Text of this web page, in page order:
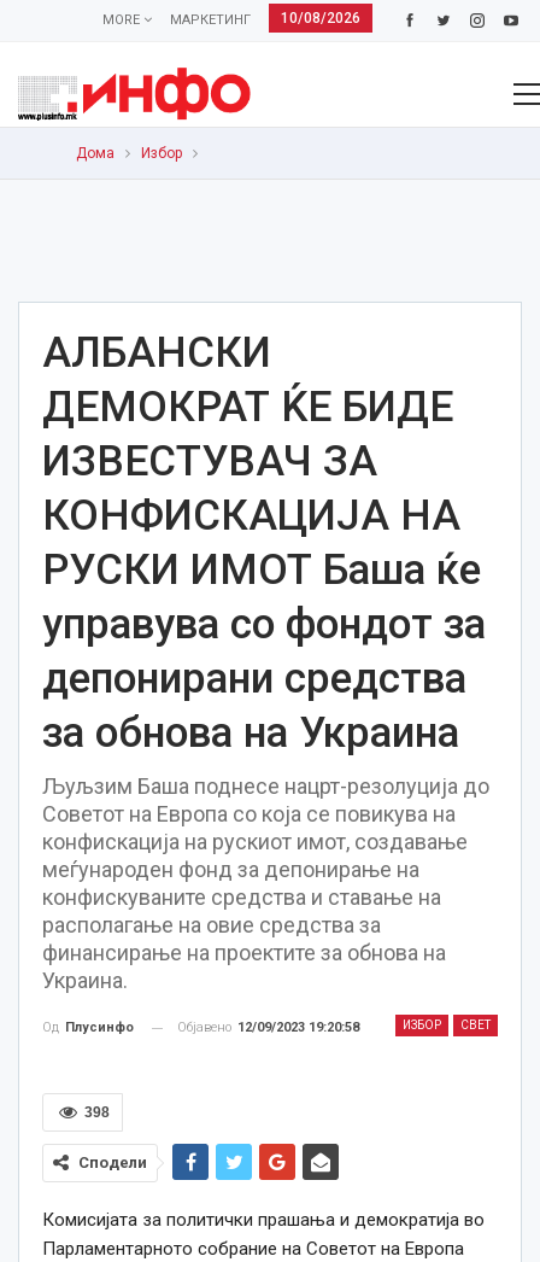
10/08/2026
МАРКЕТИНГ
MORE
Дома Избор
АЛБАНСКИ
ДЕМОКРАТ ЌЕ БИДЕ
ИЗВЕСТУВАЧ ЗА
КОНФИСКАЦИЈА НА
РУСКИ ИМОТ Баша ќе
управува со фондот за
депонирани средства
за обнова на Украина
Љуљзим Баша поднесе нацрт-резолуција до
Советот на Европа со која се повикува на
конфискација на рускиот имот, создавање
меѓународен фонд за депонирање на
конфискуваните средства и ставање на
располагање на овие средства за
финансирање на проектите за обнова на
Украина.
ИЗБОР СВЕТ
Од Плусинфо Објавено 12/09/2023 19:20:58
398
Сподели
Комисијата за политички прашања и демократија во
Парламентарното собрание на Советот на Европа